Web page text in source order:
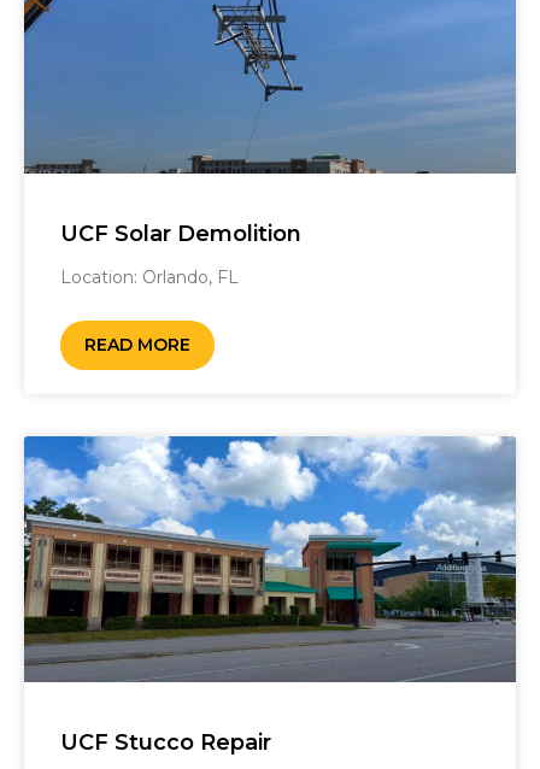
UCF Solar Demolition
Location: Orlando, FL ‎
READ MORE
UCF Stucco Repair